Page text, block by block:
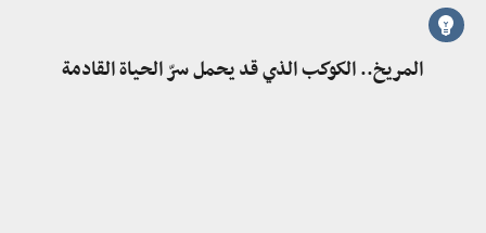
المريخ.. الكوكب الذي قد يحمل سرّ الحياة القادمة